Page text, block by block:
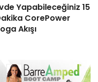
Yapabileceğiniz 15
CorePower
Akışı